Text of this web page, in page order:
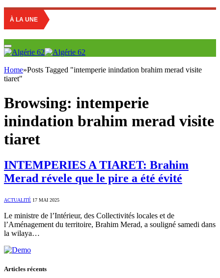
À LA UNE
Home»Posts Tagged "intemperie inindation brahim merad visite
tiaret"
Browsing: intemperie
inindation brahim merad visite
tiaret
INTEMPERIES A TIARET: Brahim
Merad révele que le pire a été évité
ACTUALITÉ 17 MAI 2025
Le ministre de l’Intérieur, des Collectivités locales et de
l’Aménagement du territoire, Brahim Merad, a souligné samedi dans
la wilaya…
Articles récents